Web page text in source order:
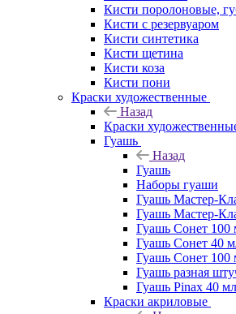
Кисти поролоновые,
Кисти с резервуаром
Кисти синтетика
Кисти щетина
Кисти коза
Кисти пони
Краски художественные
Назад
Краски
Гуашь
Назад
Гуашь
Наборы гуаши
Гуашь Мастер-
Гуашь Мастер-
Гуашь Сонет 100
Гуашь Сонет 40
Гуашь Сонет 100
Гуашь разная
Гуашь Pinax 40 мл
Краски акриловые